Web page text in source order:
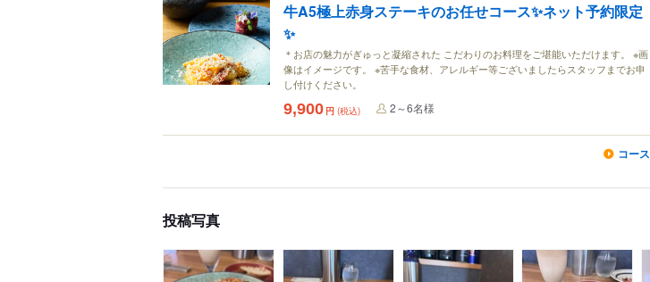
牛A5極上赤身ステーキのお任せコース✨ネット予約限定
✨
＊お店の魅力がぎゅっと凝縮された こだわりのお料理をご堪能いただけます。 ※画
像はイメージです。 ※苦手な食材、アレルギー等ございましたらスタッフまでお申
し付けください。
9,900 円 (税込) 2～6名様
コース
投稿写真